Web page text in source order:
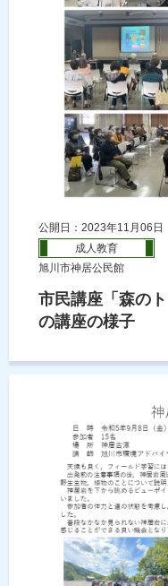
公開日：2023年11月06日
成人教育
旭川市神居公民館
市民講座「森の
の講座の様子